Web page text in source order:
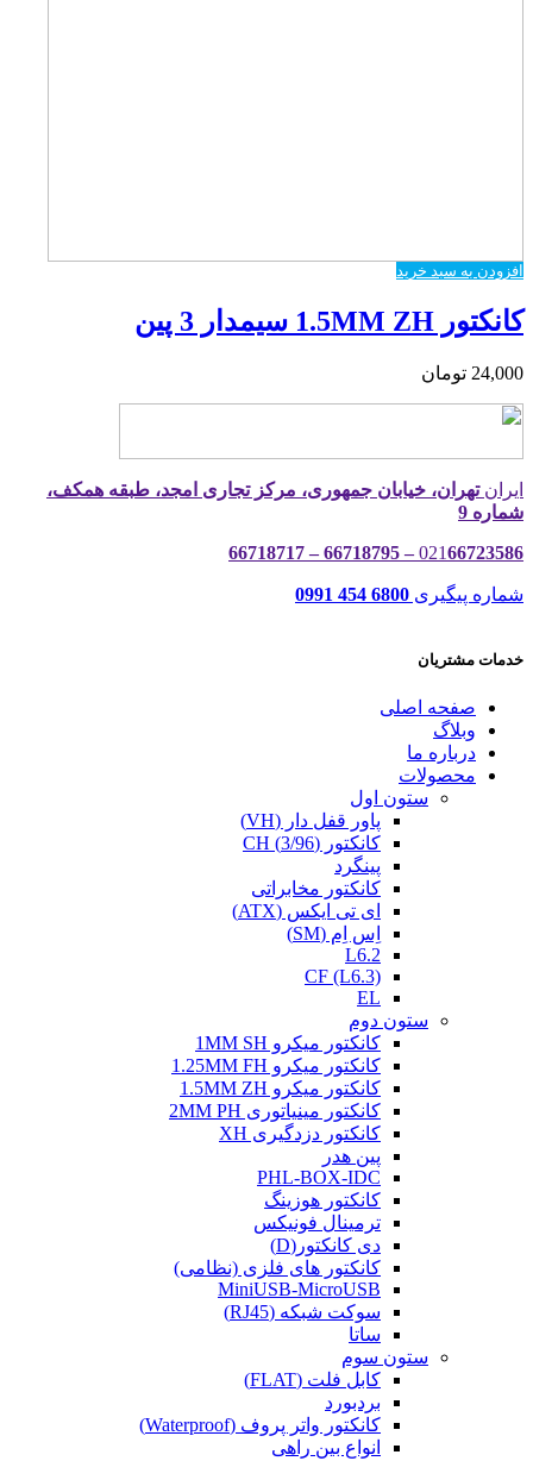
افزودن به سبد خرید
کانکتور 1.5MM ZH سیمدار 3 پین
24,000 تومان
ایرانتهران، خیابان جمهوری، مرکز تجاری امجد، طبقه همکف،
شماره 9
02166723586 – 66718795 – 66718717
شماره پیگیری 6800 454 0991
خدمات مشتریان
صفحه اصلی
وبلاگ
درباره ما
محصولات
ستون اول
پاور قفل دار (VH)
کانکتور (3/96) CH
پینگرد
کانکتور مخابراتی
ای تی ایکس (ATX)
اِس اِم (SM)
L6.2
CF (L6.3)
EL
ستون دوم
کانکتور میکرو 1MM SH
کانکتور میکرو 1.25MM FH
کانکتور میکرو 1.5MM ZH
کانکتور مینیاتوری 2MM PH
کانکتور دزدگیری XH
پین هدر
PHL-BOX-IDC
کانکتور هوزینگ
ترمینال فونیکس
دی کانکتور(D)
کانکتور های فلزی (نظامی)
MiniUSB-MicroUSB
سوکت شبکه (RJ45)
ساتا
ستون سوم
کابل فلت (FLAT)
بردبورد
کانکتور واتر پروف (Waterproof)
انواع بین راهی